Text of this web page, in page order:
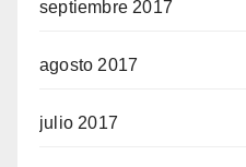
septiembre 2017
agosto 2017
julio 2017